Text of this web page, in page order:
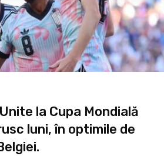
la Cupa Mondială
luni, în optimile de